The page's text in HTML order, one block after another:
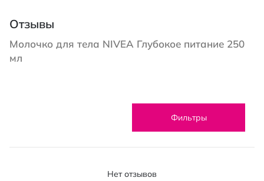
Отзывы
Молочко для тела NIVEA Глубокое питание 250
мл
Фильтры
Нет отзывов